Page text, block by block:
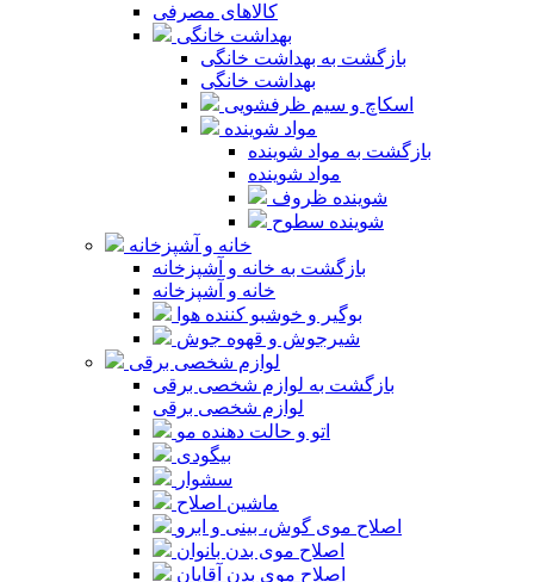
کالاهای مصرفی
بهداشت خانگی
بازگشت به بهداشت خانگی
بهداشت خانگی
اسکاچ و سیم ظرفشویی
مواد شوینده
بازگشت به مواد شوینده
مواد شوینده
شوینده ظروف
شوینده سطوح
خانه و آشپزخانه
بازگشت به خانه و آشپزخانه
خانه و آشپزخانه
بوگیر و خوشبو کننده هوا
شیرجوش و قهوه جوش
لوازم شخصی برقی
بازگشت به لوازم شخصی برقی
لوازم شخصی برقی
اتو و حالت دهنده مو
بیگودی
سشوار
ماشین اصلاح
اصلاح موی گوش، بینی و ابرو
اصلاح موی بدن بانوان
اصلاح موی بدن آقایان